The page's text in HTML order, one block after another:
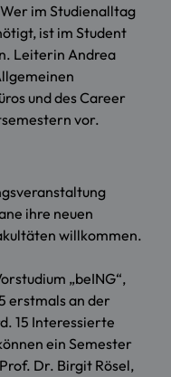
im Studienalltag
ist im Student
Leiterin Andrea
und des Career
vor.
ihre neuen
willkommen.
„beING“,
erstmals an der
15 Interessierte
ein Semester
Dr. Birgit Rösel,